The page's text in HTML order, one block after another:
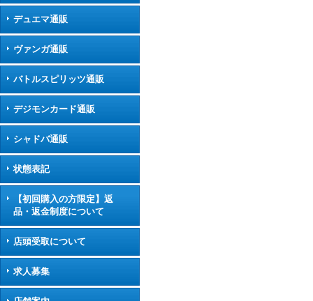
デュエマ通販
ヴァンガ通販
バトルスピリッツ通販
デジモンカード通販
シャドバ通販
状態表記
【初回購入の方限定】返
品・返金制度について
店頭受取について
求人募集